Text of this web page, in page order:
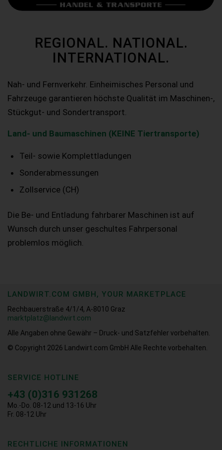
REGIONAL. NATIONAL.
INTERNATIONAL.
Nah- und Fernverkehr. Einheimisches Personal und
Fahrzeuge garantieren höchste Qualität im Maschinen-,
Stückgut- und Sondertransport.
Land- und Baumaschinen (KEINE Tiertransporte)
Teil- sowie Komplettladungen
Sonderabmessungen
Zollservice (CH)
Die Be- und Entladung fahrbarer Maschinen ist auf
Wunsch durch unser geschultes Fahrpersonal
problemlos möglich.
LANDWIRT.COM GMBH, YOUR MARKETPLACE
Rechbauerstraße 4/1/4, A-8010 Graz
marktplatz@landwirt.com
Alle Angaben ohne Gewähr – Druck- und Satzfehler vorbehalten.
© Copyright 2026
Landwirt.com GmbH Alle Rechte vorbehalten.
SERVICE HOTLINE
+43 (0)316 931268
Mo.-Do. 08-12 und 13-16 Uhr
Fr. 08-12 Uhr
RECHTLICHE INFORMATIONEN